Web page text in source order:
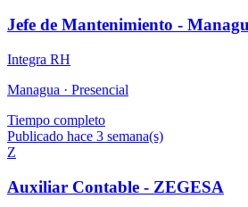
Jefe de Mantenimiento -
Integra RH
Managua · Presencial
Tiempo completo
Publicado hace 3 semana(s)
Z
Auxiliar Contable - ZEGESA